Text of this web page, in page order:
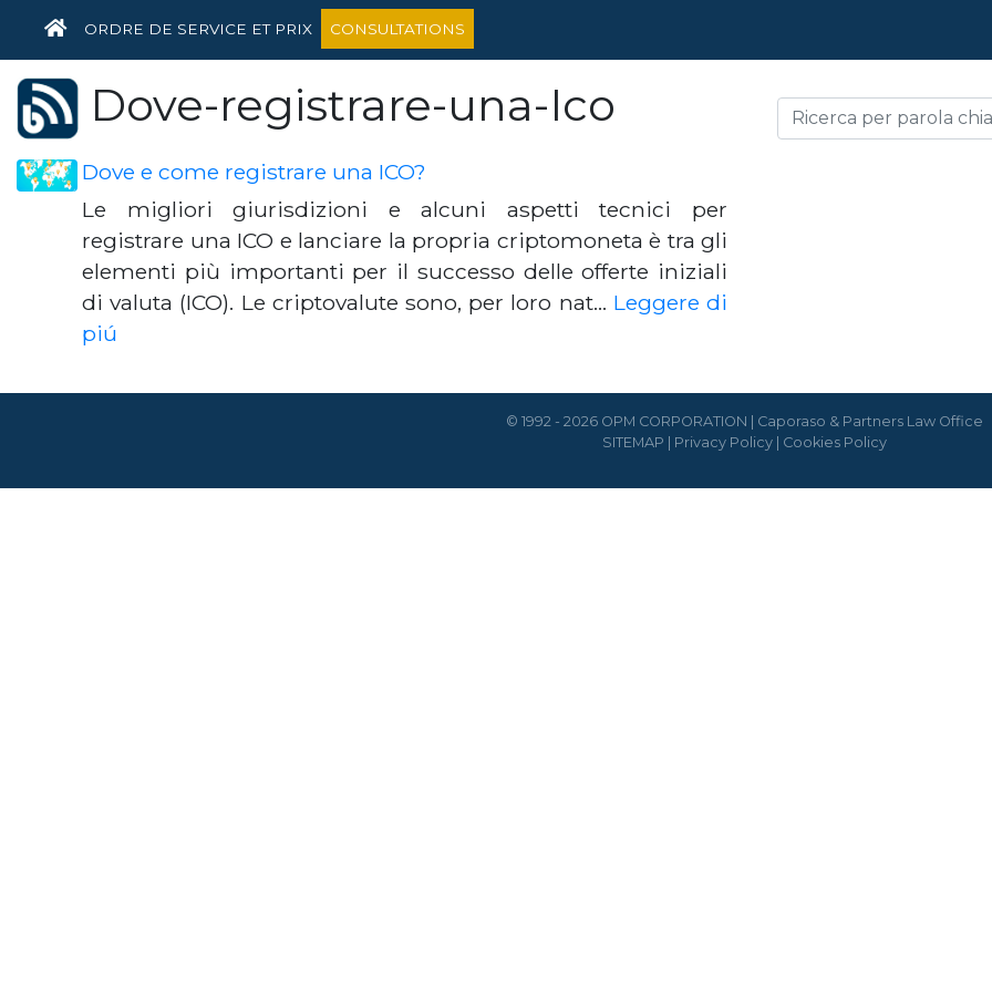
HOME
ORDRE DE SERVICE ET PRIX CONSULTATIONS
Dove-registrare-una-Ico
Dove e come registrare una ICO?
Le migliori giurisdizioni e alcuni aspetti tecnici per
registrare una ICO e lanciare la propria criptomoneta è tra gli
elementi più importanti per il successo delle offerte iniziali
di valuta (ICO). Le criptovalute sono, per loro nat… Leggere di
piú
© 1992 - 2026 OPM CORPORATION | Caporaso & Partners Law Office
SITEMAP
Privacy Policy| Cookies Policy